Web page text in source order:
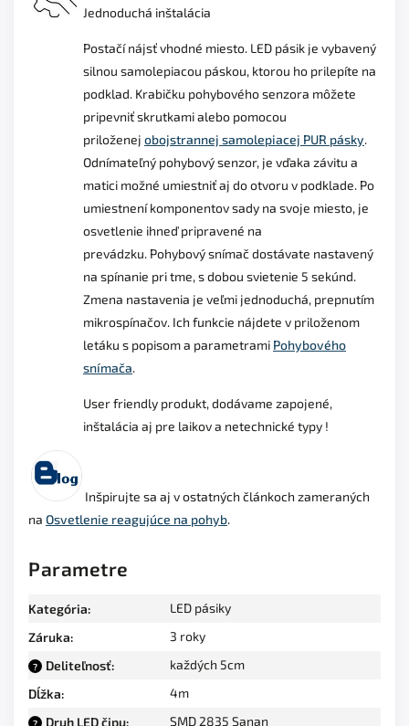
Jednoduchá inštalácia
Postačí nájsť vhodné miesto. LED pásik je vybavený
silnou samolepiacou páskou, ktorou ho prilepíte na
podklad. Krabičku pohybového senzora môžete
pripevniť skrutkami alebo pomocou
priloženej obojstrannej samolepiacej PUR pásky.
Odnímateľný pohybový senzor, je vďaka závitu a
matici možné umiestniť aj do otvoru v podklade. Po
umiestnení komponentov sady na svoje miesto, je
osvetlenie ihneď pripravené na
prevádzku. Pohybový snímač dostávate nastavený
na spínanie pri tme, s dobou svietenie 5 sekúnd.
Zmena nastavenia je veľmi jednoduchá, prepnutím
mikrospínačov. Ich funkcie nájdete v priloženom
letáku s popisom a parametrami Pohybového
snímača.
User friendly produkt, dodávame zapojené,
inštalácia aj pre laikov a netechnické typy !
Inšpirujte sa aj v ostatných článkoch zameraných
na Osvetlenie reagujúce na pohyb.
Parametre
Kategória:
LED pásiky
Záruka: 3 roky
? Deliteľnosť:
každých 5cm
Dĺžka: 4m
? Druh LED čipu: SMD 2835 Sanan